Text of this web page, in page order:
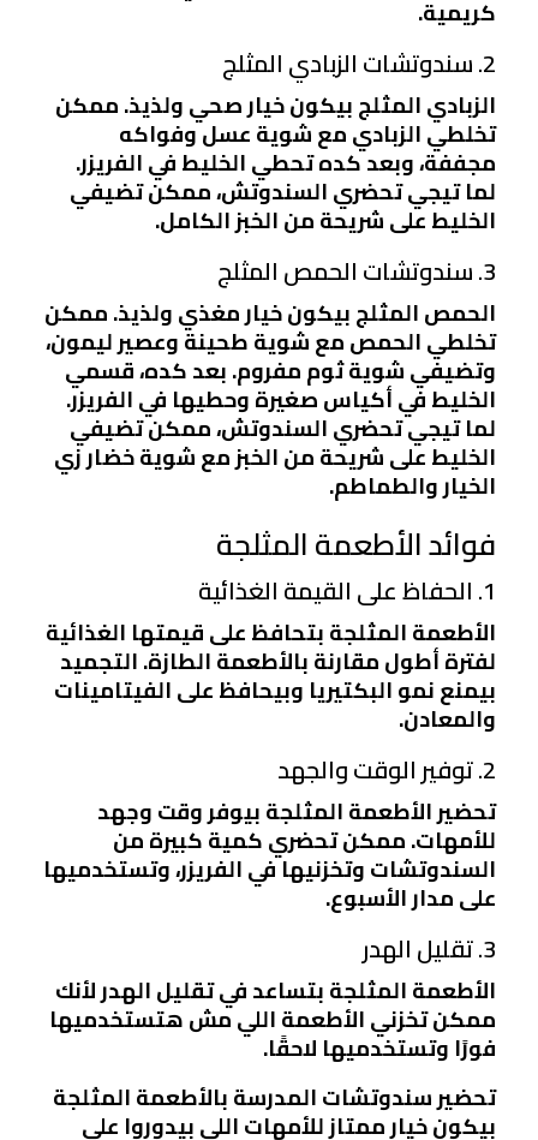
كريمية.
2. سندوتشات الزبادي المثلج
الزبادي المثلج بيكون خيار صحي ولذيذ. ممكن
تخلطي الزبادي مع شوية عسل وفواكه
مجففة، وبعد كده تحطي الخليط في الفريزر.
لما تيجي تحضري السندوتش، ممكن تضيفي
الخليط على شريحة من الخبز الكامل.
3. سندوتشات الحمص المثلج
الحمص المثلج بيكون خيار مغذي ولذيذ. ممكن
تخلطي الحمص مع شوية طحينة وعصير ليمون،
وتضيفي شوية ثوم مفروم. بعد كده، قسمي
الخليط في أكياس صغيرة وحطيها في الفريزر.
لما تيجي تحضري السندوتش، ممكن تضيفي
الخليط على شريحة من الخبز مع شوية خضار زي
الخيار والطماطم.
فوائد الأطعمة المثلجة
1. الحفاظ على القيمة الغذائية
الأطعمة المثلجة بتحافظ على قيمتها الغذائية
لفترة أطول مقارنة بالأطعمة الطازة. التجميد
بيمنع نمو البكتيريا وبيحافظ على الفيتامينات
والمعادن.
2. توفير الوقت والجهد
تحضير الأطعمة المثلجة بيوفر وقت وجهد
للأمهات. ممكن تحضري كمية كبيرة من
السندوتشات وتخزنيها في الفريزر، وتستخدميها
على مدار الأسبوع.
3. تقليل الهدر
الأطعمة المثلجة بتساعد في تقليل الهدر لأنك
ممكن تخزني الأطعمة اللي مش هتستخدميها
فورًا وتستخدميها لاحقًا.
تحضير سندوتشات المدرسة بالأطعمة المثلجة
بيكون خيار ممتاز للأمهات اللي بيدوروا على